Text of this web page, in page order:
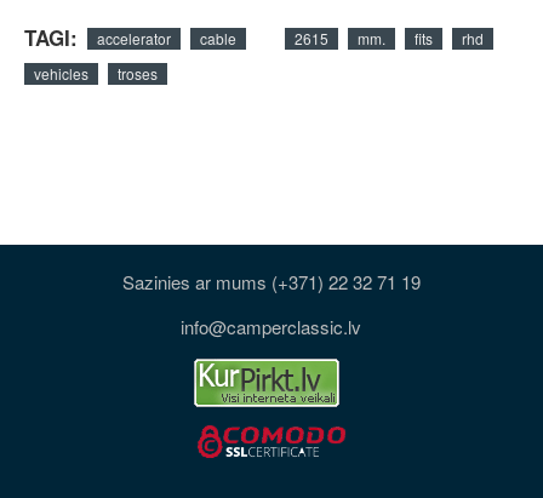
TAGI: accelerator cable 2615 mm. fits
rhd
vehicles
troses
Sazinies ar mums (+371) 22 32 71 19
info@camperclassic.lv